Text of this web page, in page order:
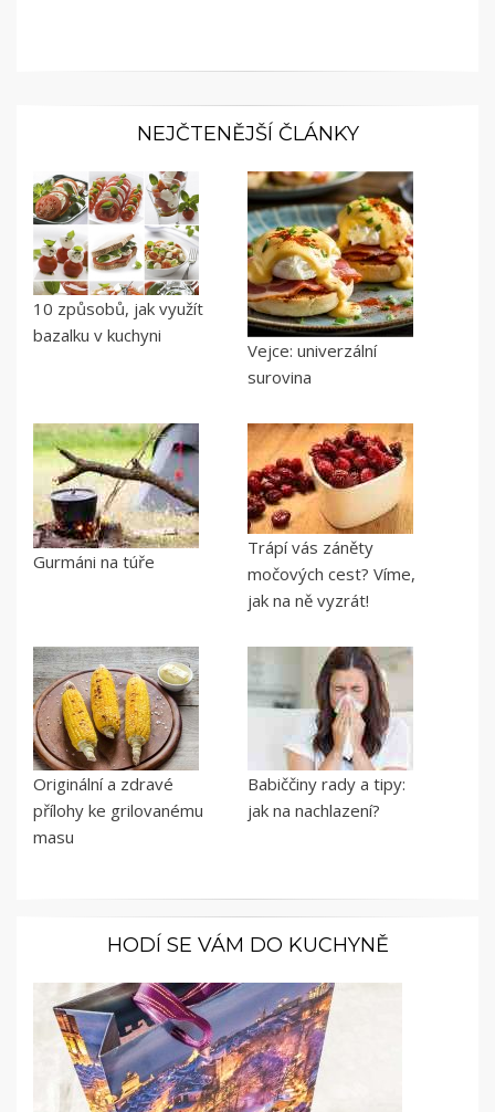
NEJČTENĚJŠÍ ČLÁNKY
10 způsobů, jak využít
bazalku v kuchyni
Vejce: univerzální
surovina
Gurmáni na túře
Trápí vás záněty
močových cest? Víme,
jak na ně vyzrát!
Originální a zdravé
přílohy ke grilovanému
masu
Babiččiny rady a tipy:
jak na nachlazení?
HODÍ SE VÁM DO KUCHYNĚ